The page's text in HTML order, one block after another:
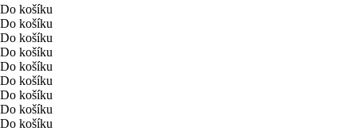
Do košíku
Do košíku
Do košíku
Do košíku
Do košíku
Do košíku
Do košíku
Do košíku
Do košíku